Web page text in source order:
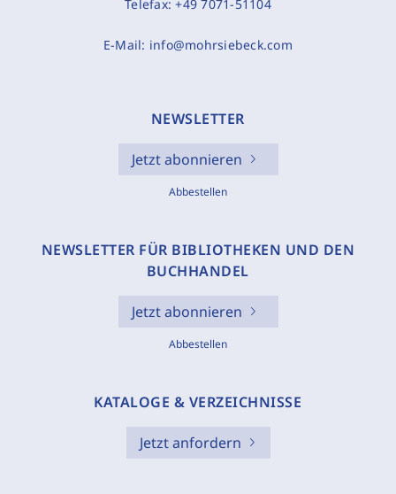
Telefax:+49 7071-51104
E-Mail: info@mohrsiebeck.com
NEWSLETTER
Jetzt abonnieren
Abbestellen
NEWSLETTER FÜR BIBLIOTHEKEN UND DEN
BUCHHANDEL
Jetzt abonnieren
Abbestellen
KATALOGE & VERZEICHNISSE
Jetzt anfordern